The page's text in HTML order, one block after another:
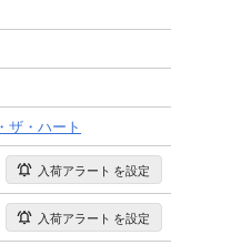
・ハート
入荷アラート を設定
入荷アラート を設定